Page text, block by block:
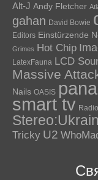
Alt-J Andy Fletcher
gahan David Bowie
Editors Einstürzende
Grimes Hot Chip
LatexFauna LCD
Massive
Nails OASIS
smart tv
Tricky U2